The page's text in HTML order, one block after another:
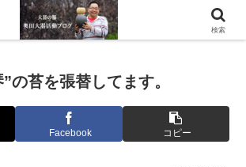
で水琴窟や水鉢などの陶器を作っています。
の苔を張替してます。
Facebook コピー
検索